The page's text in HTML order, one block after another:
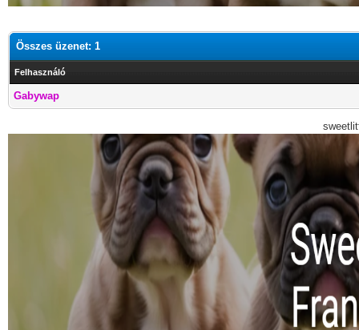
Összes üzenet: 1
Felhasználó
Gabywap